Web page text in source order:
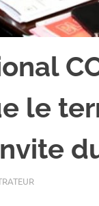
le
ACTUALITÉ